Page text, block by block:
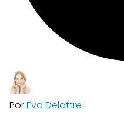
PorEva Delattre